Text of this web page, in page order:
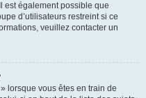
est également possible que
d’utilisateurs restreint si ce
veuillez contacter un
lorsque vous êtes en train de